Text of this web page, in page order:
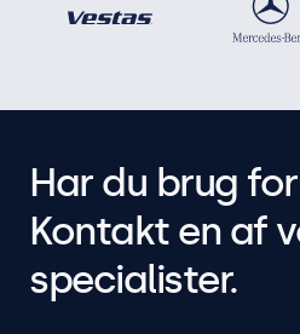
Har du brug
Kontakt en af
specialister.